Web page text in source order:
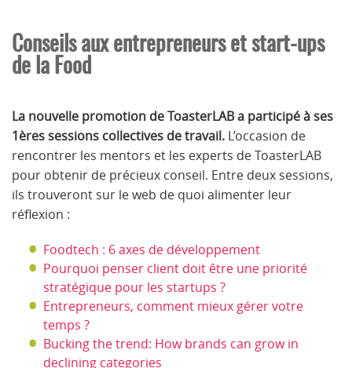
Conseils aux entrepreneurs et start-ups
de la Food
La nouvelle promotion de ToasterLAB a participé à ses
1ères sessions collectives de travail. L’occasion de
rencontrer les mentors et les experts de ToasterLAB
pour obtenir de précieux conseil. Entre deux sessions,
ils trouveront sur le web de quoi alimenter leur
réflexion :
Foodtech : 6 axes de développement
Pourquoi penser client doit être une priorité
stratégique pour les startups ?
Entrepreneurs, comment mieux gérer votre
temps ?
Bucking the trend: How brands can grow in
declining categories